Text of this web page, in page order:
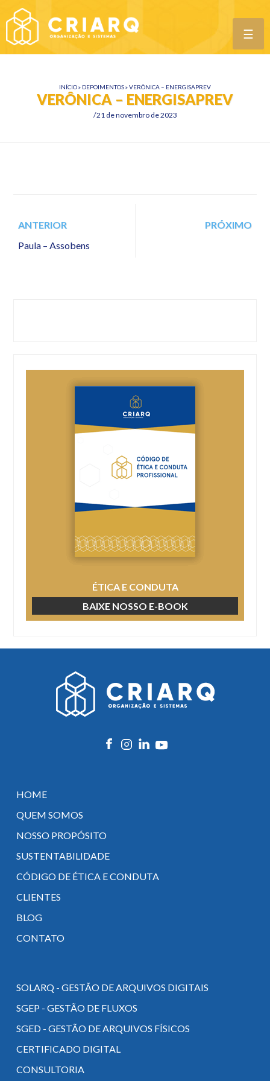
☰
INÍCIO» DEPOIMENTOS»VERÔNICA – ENERGISAPREV
VERÔNICA – ENERGISAPREV
21 de novembro de 2023
ANTERIOR
Paula – Assobens
PRÓXIMO
ÉTICA E CONDUTA
BAIXE NOSSO E-BOOK
HOME
QUEM SOMOS
NOSSO PROPÓSITO
SUSTENTABILIDADE
CÓDIGO DE ÉTICA E CONDUTA
CLIENTES
BLOG
CONTATO
SOLARQ - GESTÃO DE ARQUIVOS DIGITAIS
SGEP - GESTÃO DE FLUXOS
SGED - GESTÃO DE ARQUIVOS FÍSICOS
CERTIFICADO DIGITAL
CONSULTORIA